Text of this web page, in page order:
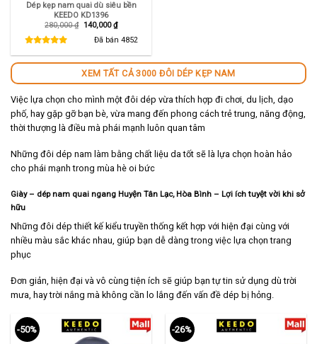
Dép kẹp nam quai dù siêu bền
KEEDO KD1396
280,000₫ Giá
140,000₫Giá
hiện
tại
Đã bán 4852
XEM TẤT CẢ 3000 ĐÔI DÉP KẸP NAM
Việc lựa chọn cho mình một đôi dép vừa thích hợp đi chơi, du lịch, dạo
phố, hay gặp gỡ bạn bè, vừa mang đến phong cách trẻ trung, năng động,
thời thượng là điều mà phái mạnh luôn quan tâm
Những đôi dép nam làm bằng chất liệu da tốt sẽ là lựa chọn hoàn hảo
cho phái mạnh trong mùa hè oi bức
Giày – dép nam quai ngang Huyện Tân Lạc, Hòa Bình – Lợi ích tuyệt vời khi sở
hữu
Những đôi dép thiết kế kiểu truyền thống kết hợp với hiện đại cùng với
nhiều màu sắc khác nhau, giúp bạn dễ dàng trong việc lựa chọn trang
phục
Đơn giản, hiện đại và vô cùng tiện ích sẽ giúp bạn tự tin sử dụng dù trời
mưa, hay trời nắng mà không cần lo lắng đến vấn đề dép bị hỏng.
-50% -26%